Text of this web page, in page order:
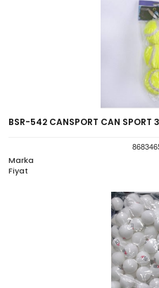
BSR-542 CANSPORT CAN SPORT
Marka
Fiyat